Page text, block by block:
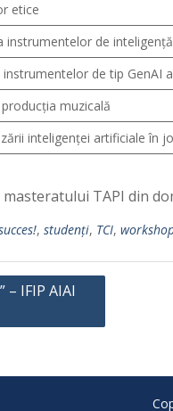
etice
instrumentelor de
de tip GenAI
producția muzicală
inteligenței artificiale în
TAPI din
, studenți, TCI,
IFIP AIAI